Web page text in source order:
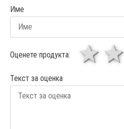
Име
Оценете продукта: 1
Текст за оценка